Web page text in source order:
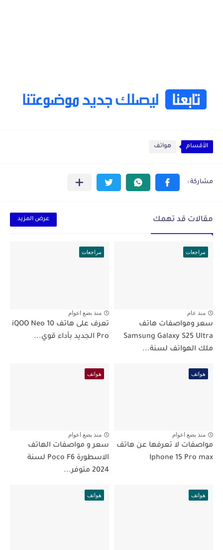
الأقسام هواتف
مقالات قد تهمك عرض المزيد
مراجعات
منذ عام
سعر ومواصفات هاتف
Samsung Galaxy S25 Ultra
ملك الهواتف لسنة...
مراجعات
منذ بضع اعوام
تعرف على هاتف iQOO Neo 10
Pro الجديد بأداء قوي...
هواتف
منذ بضع اعوام
مواصفات لا تعرفها عن هاتف
Iphone 15 Pro max
هواتف
منذ بضع اعوام
سعر و مواصفات الهاتف
الاسطورة Poco F6 لسنة
2024 متوفر...
هواتف هواتف